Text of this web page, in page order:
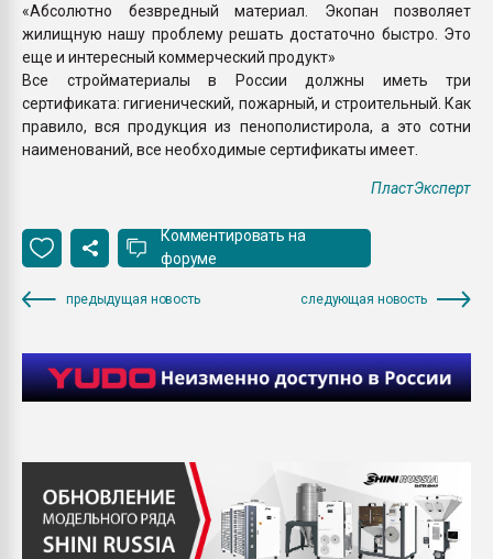
«Абсолютно безвредный материал. Экопан позволяет
жилищную нашу проблему решать достаточно быстро. Это
еще и интересный коммерческий продукт»
Все стройматериалы в России должны иметь три
сертификата: гигиенический, пожарный, и строительный. Как
правило, вся продукция из пенополистирола, а это сотни
наименований, все необходимые сертификаты имеет.
ПластЭксперт
Комментировать на
форуме
предыдущая новость следующая новость